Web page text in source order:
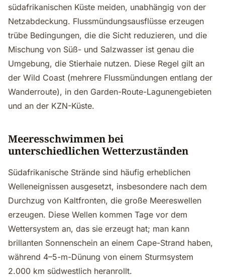
südafrikanischen Küste meiden, unabhängig von der
Netzabdeckung. Flussmündungsausflüsse erzeugen
trübe Bedingungen, die die Sicht reduzieren, und die
Mischung von Süß- und Salzwasser ist genau die
Umgebung, die Stierhaie nutzen. Diese Regel gilt an
der Wild Coast (mehrere Flussmündungen entlang der
Wanderroute), in den Garden-Route-Lagunengebieten
und an der KZN-Küste.
Meeresschwimmen bei
unterschiedlichen Wetterzuständen
Südafrikanische Strände sind häufig erheblichen
Welleneignissen ausgesetzt, insbesondere nach dem
Durchzug von Kaltfronten, die große Meereswellen
erzeugen. Diese Wellen kommen Tage vor dem
Wettersystem an, das sie erzeugt hat; man kann
brillanten Sonnenschein an einem Cape-Strand haben,
während 4–5-m-Dünung von einem Sturmsystem
2.000 km südwestlich heranrollt.